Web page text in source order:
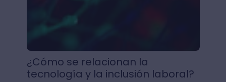
¿Cómo se relacionan la
tecnología y la inclusión laboral?